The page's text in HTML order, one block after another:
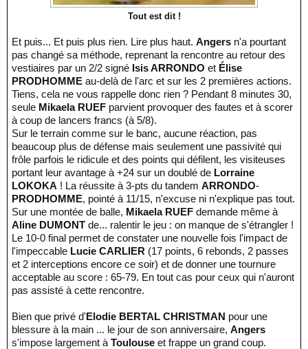
Tout est dit !
Et puis... Et puis plus rien. Lire plus haut. Angers n'a pourtant
pas changé sa méthode, reprenant la rencontre au retour des
vestiaires par un 2/2 signé Isis ARRONDO et Élise
PRODHOMME au-delà de l'arc et sur les 2 premières actions.
Tiens, cela ne vous rappelle donc rien ? Pendant 8 minutes 30,
seule Mikaela RUEF parvient provoquer des fautes et à scorer
à coup de lancers francs (à 5/8).
Sur le terrain comme sur le banc, aucune réaction, pas
beaucoup plus de défense mais seulement une passivité qui
frôle parfois le ridicule et des points qui défilent, les visiteuses
portant leur avantage à +24 sur un doublé de Lorraine
LOKOKA ! La réussite à 3-pts du tandem ARRONDO-
PRODHOMME, pointé à 11/15, n'excuse ni n'explique pas tout.
Sur une montée de balle, Mikaela RUEF demande même à
Aline DUMONT de... ralentir le jeu : on manque de s'étrangler !
Le 10-0 final permet de constater une nouvelle fois l'impact de
l'impeccable Lucie CARLIER (17 points, 6 rebonds, 2 passes
et 2 interceptions encore ce soir) et de donner une tournure
acceptable au score : 65-79. En tout cas pour ceux qui n'auront
pas assisté à cette rencontre.
Bien que privé d'Elodie BERTAL CHRISTMAN pour une
blessure à la main ... le jour de son anniversaire, Angers
s'impose largement à Toulouse et frappe un grand coup.